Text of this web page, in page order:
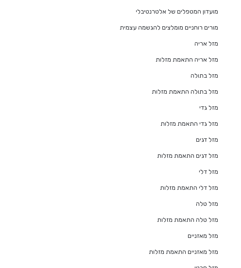
מועדון המטפלים של אלטרנטיבלי
מורים רוחניים מומלצים להגשמה עצמית
מזל אריה
מזל אריה התאמת מזלות
מזל בתולה
מזל בתולה התאמת מזלות
מזל גדי
מזל גדי התאמת מזלות
מזל דגים
מזל דגים התאמת מזלות
מזל דלי
מזל דלי התאמת מזלות
מזל טלה
מזל טלה התאמת מזלות
מזל מאזניים
מזל מאזניים התאמת מזלות